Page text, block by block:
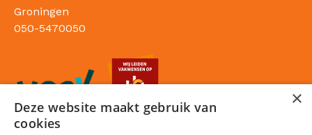
Groningen
050-5470050
×
Deze website maakt gebruik van
cookies